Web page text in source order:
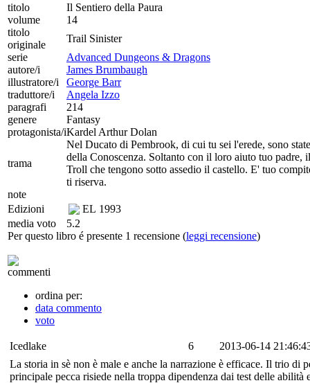
titolo
Il Sentiero della Paura
volume
14
titolo
originale
Trail Sinister
serie
Advanced Dungeons & Dragons
autore/i
James Brumbaugh
illustratore/i
George Barr
traduttore/i
Angela Izzo
paragrafi
214
genere
Fantasy
protagonista/iKardel Arthur Dolan
trama
Nel Ducato di Pembrook, di cui tu sei l'erede, sono
della Conoscenza. Soltanto con il loro aiuto tuo padre,
Troll che tengono sotto assedio il castello. E' tuo
ti riserva.
note
Edizioni
EL 1993
media voto
5.2
Per questo libro é presente 1 recensione (leggi recensione)
commenti
ordina per:
data commento
voto
Icedlake 6
2013-06-14
La storia in sè non è male e anche la narrazione è efficace. Il trio di
principale pecca risiede nella troppa dipendenza dai test delle abilità